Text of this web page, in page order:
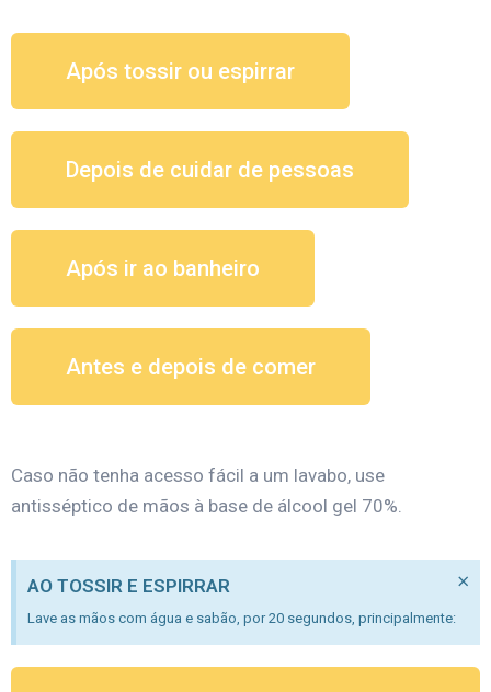
Após tossir ou espirrar
Depois de cuidar de pessoas
Após ir ao banheiro
Antes e depois de comer
Caso não tenha acesso fácil a um lavabo, use
antisséptico de mãos à base de álcool gel 70%.
AO TOSSIR E ESPIRRAR
Lave as mãos com água e sabão, por 20 segundos, principalmente:
×